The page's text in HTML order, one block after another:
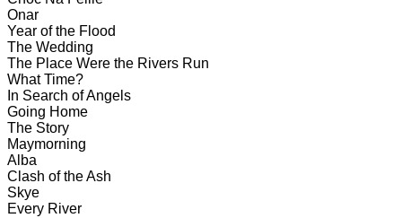
Onar
Year of the Flood
The Wedding
The Place Were the Rivers Run
What Time?
In Search of Angels
Going Home
The Story
Maymorning
Alba
Clash of the Ash
Skye
Every River